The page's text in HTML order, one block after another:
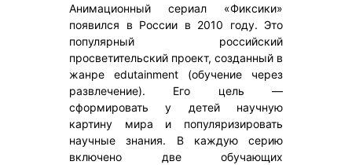
Анимационный сериал «Фиксики»
появился в России в 2010 году. Это
популярный российский
просветительский проект, созданный в
жанре edutainment (обучение через
развлечение). Его цель —
сформировать у детей научную
картину мира и популяризировать
научные знания. В каждую серию
включено две обучающих